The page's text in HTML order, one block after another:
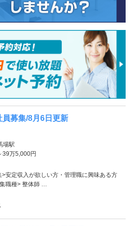
募集/8月6日更新
場駅
39万5,000円
>安定収入が欲しい方・管理職に興味ある方
職種> 整体師 …